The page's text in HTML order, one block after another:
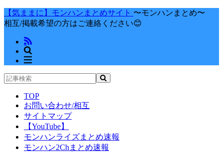
【気ままに】モンハンまとめサイト 〜モンハンまとめ〜
相互/掲載希望の方はご連絡ください😊
TOP
お問い合わせ/相互
サイトマップ
【YouTube】
モンハンライズまとめ速報
モンハン2Chまとめ速報